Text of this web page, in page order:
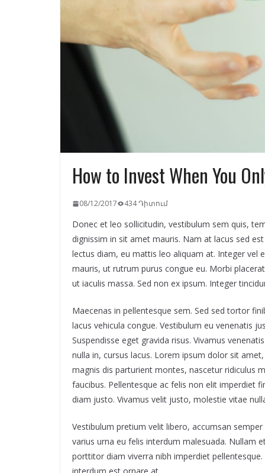
How to Invest When You
08/12/2017 434 Դիտում
Donec et leo sollicitudin, vestibulum sem quis,
dignissim in sit amet mauris. Nam at lacus sed
lectus diam, eu mattis leo aliquam at. Integer vel
mauris, ut rutrum purus congue eu. Morbi
ut iaculis massa. Sed non ex ipsum. Integer
Maecenas in pellentesque sem. Sed sed tortor
lacus vehicula congue. Vestibulum eu venenatis
Suspendisse eget gravida risus. Vivamus
nulla in, cursus lacus. Lorem ipsum dolor sit
magnis dis parturient montes, nascetur ridiculus
faucibus. Pellentesque ac felis non elit imperdiet
diam justo. Vivamus velit justo, molestie vitae
Vestibulum pretium velit libero, accumsan
varius urna eu felis interdum malesuada. Nullam
porttitor diam viverra nibh imperdiet